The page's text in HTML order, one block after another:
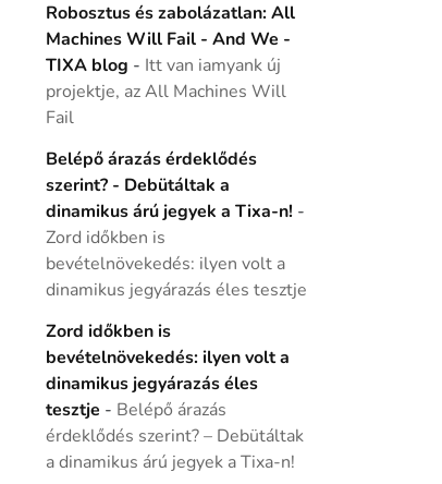
Robosztus és zabolázatlan: All
Machines Will Fail - And We -
TIXA blog - Itt van iamyank új
projektje, az All Machines Will
Fail
Belépő árazás érdeklődés
szerint? - Debütáltak a
dinamikus árú jegyek a Tixa-n! -
Zord időkben is
bevételnövekedés: ilyen volt a
dinamikus jegyárazás éles tesztje
Zord időkben is
bevételnövekedés: ilyen volt a
dinamikus jegyárazás éles
tesztje - Belépő árazás
érdeklődés szerint? – Debütáltak
a dinamikus árú jegyek a Tixa-n!